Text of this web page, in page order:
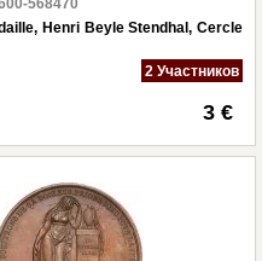
568470
Henri Beyle Stendhal, Cercle
2 Участников
3 €